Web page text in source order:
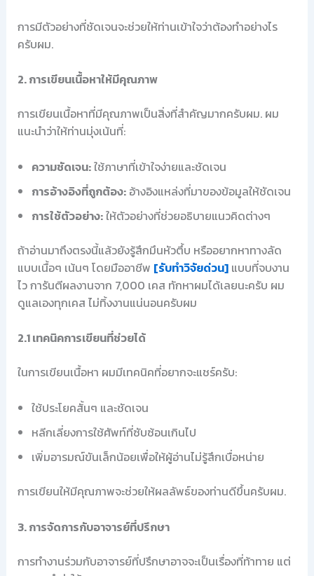
การมีตัวอย่างที่ชัดเจนจะช่วยให้ท่านเข้าใจว่าต้องทำอย่างไร
ครับผม.
2. การเขียนเนื้อหาให้มีคุณภาพ
การเขียนเนื้อหาที่มีคุณภาพเป็นสิ่งที่สำคัญมากครับผม. ผม
แนะนำว่าให้ท่านมุ่งเน้นที่:
ความชัดเจน:ใช้ภาษาที่เข้าใจง่ายและชัดเจน
การอ้างอิงที่ถูกต้อง:อ้างอิงแหล่งที่มาของข้อมูลให้ชัดเจน
การใช้ตัวอย่าง:ให้ตัวอย่างที่ช่วยอธิบายแนวคิดต่างๆ
ถ้าอ่านมาถึงตรงนี้แล้วยังรู้สึกมึนหัวตึ้บ หรืออยากหาทางลัด
แบบเนื้อๆ เน้นๆ โดยมืออาชีพ [รับทำวิจัยด่วน]แบบที่จบงาน
ไว การันตีผลงานจาก 7,000 เคส ทักหาผมได้เลยนะครับ ผม
ดูแลเองทุกเคส ไม่ทิ้งงานแน่นอนครับผม
2.1 เทคนิคการเขียนที่ช่วยได้
ในการเขียนเนื้อหา ผมมีเทคนิคที่อยากจะแชร์ครับ:
ใช้ประโยคสั้นๆ และชัดเจน
หลีกเลี่ยงการใช้ศัพท์ที่ซับซ้อนเกินไป
เพิ่มอารมณ์ขันเล็กน้อยเพื่อให้ผู้อ่านไม่รู้สึกเบื่อหน่าย
การเขียนให้มีคุณภาพจะช่วยให้ผลลัพธ์ของท่านดีขึ้นครับผม.
3. การจัดการกับอาจารย์ที่ปรึกษา
การทำงานร่วมกับอาจารย์ที่ปรึกษาอาจจะเป็นเรื่องที่ท้าทาย แต่